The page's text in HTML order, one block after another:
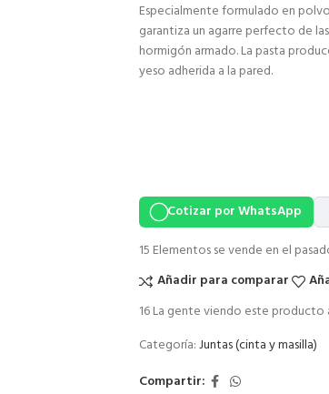
Especialmente formulado en
garantiza un agarre perfecto de
hormigón armado. La pasta
yeso adherida a la pared.
Cotizar por WhatsApp
15 Elementos se vende en el
Añadir para comparar
16La gente viendo este producto
Categoría:Juntas (cinta y masilla)
Compartir: